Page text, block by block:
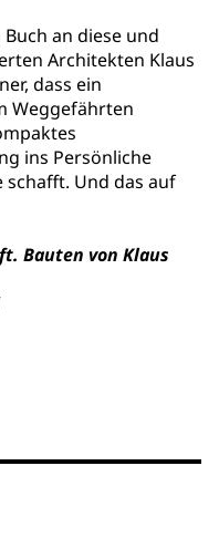
an diese und
Architekten Klaus
dass ein
Weggefährten
ins Persönliche
schafft. Und das auf
Bauten von Klaus